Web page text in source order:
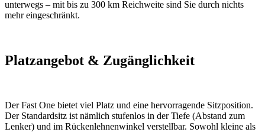
unterwegs – mit bis zu 300 km Reichweite sind Sie durch nichts
mehr eingeschränkt.
Platzangebot & Zugänglichkeit
Der Fast One bietet viel Platz und eine hervorragende Sitzposition.
Der Standardsitz ist nämlich stufenlos in der Tiefe (Abstand zum
Lenker) und im Rückenlehnenwinkel verstellbar. Sowohl kleine als